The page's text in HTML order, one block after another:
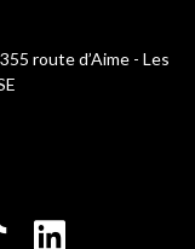
route d’Aime - Les